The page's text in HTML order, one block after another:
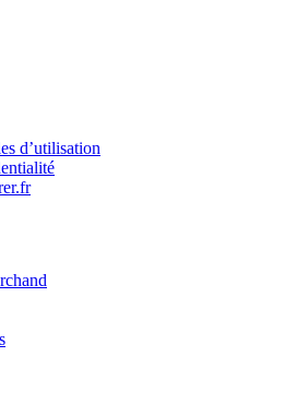
d’utilisation